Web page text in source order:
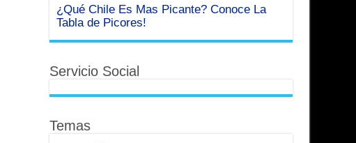
¿Qué Chile Es Mas Picante? Conoce La
Tabla de Picores!
Servicio Social
Temas